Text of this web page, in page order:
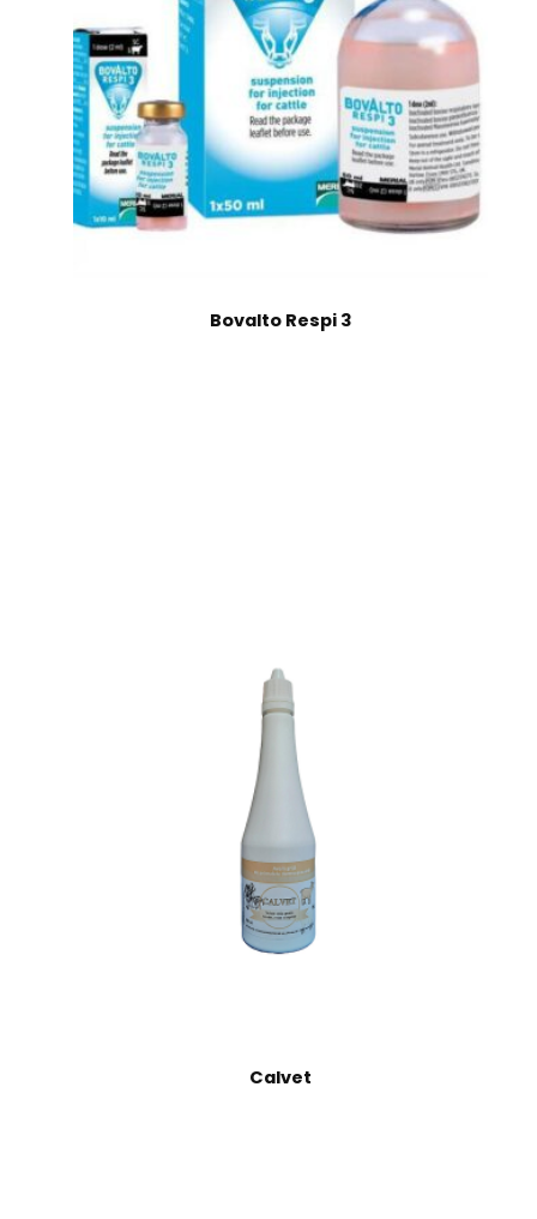
Bovalto Respi 3
Calvet